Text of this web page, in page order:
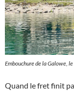
Embouchure de la Galowe,
Quand le fret finit